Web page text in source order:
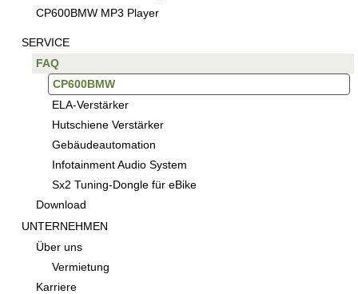
CP600BMW MP3 Player
SERVICE
FAQ
CP600BMW
ELA-Verstärker
Hutschiene Verstärker
Gebäudeautomation
Infotainment Audio System
Sx2 Tuning-Dongle für eBike
Download
UNTERNEHMEN
Über uns
Vermietung
Karriere